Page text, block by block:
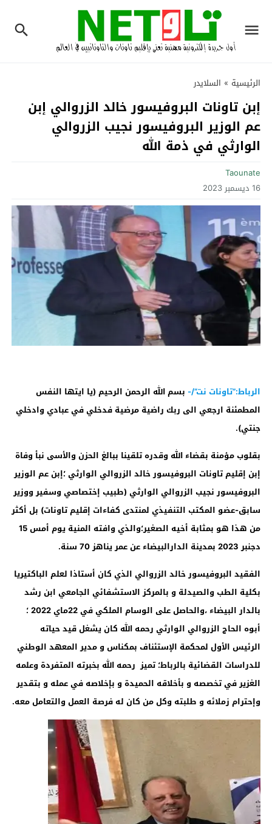
الرئيسية » السلايدر
إبن تاونات البروفيسور خالد الزروالي إبن
عم الوزير البروفيسور نجيب الزروالي
الوارثي في ذمة الله
Taounate
16 ديسمبر 2023
الرباط:”تاونات نت”/-بسم الله الرحمن الرحيم (يا ايتها النفس
المطمئنة ارجعي الى ربك راضية مرضية فدخلي في عبادي وادخلي
جنتي).
بقلوب مؤمنة بقضاء الله وقدره تلقينا ببالغ الحزن والأسى نبأ وفاة
إبن إقليم تاونات البروفيسور خالد الزروالي الوارثي ؛إبن عم الوزير
البروفيسور نجيب الزروالي الوارثي (طبيب إختصاصي وسفير ووزير
سابق-عضو المكتب التنفيذي لمنتدى كفاءات إقليم تاونات) بل أكثر
من هذا هو بمثابة أخيه الصغير؛والذي وافته المنية يوم أمس 15
دجنبر 2023 بمدينة الدارالبيضاء عن عمر يناهز 70 سنة
.
الفقيد البروفيسور خالد الزروالي الذي كان أستاذا لعلم الباكتيريا
بكلية الطب والصيدلة و بالمركز الاستشفائي الجامعي ابن رشد
بالدار البيضاء ،والحاصل على الوسام الملكي في 22ماي 2022 ؛
أبوه الحاج الزروالي الوارثي رحمه الله كان يشغل قيد حياته
الرئيس الأول لمحكمة الإستئناف بمكناس و مدير المعهد الوطني
للدراسات القضائية بالرباط؛ تميز رحمه الله بخبرته المتفردة وعلمه
الغزير في تخصصه و بأخلاقه الحميدة و بإخلاصه في عمله و بتقدير
وإحترام زملائه و طلبته وكل من كان له فرصة العمل والتعامل معه.